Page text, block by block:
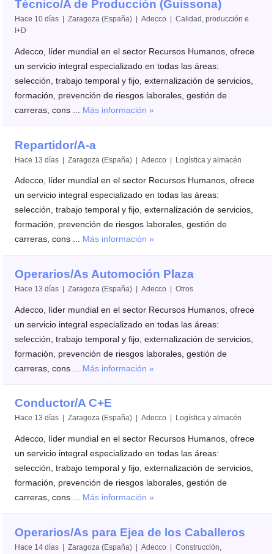
Técnico/A de Producción (Guissona)
Hace 10 días | Zaragoza (España) | Adecco | Calidad, producción e
I+D
Adecco, líder mundial en el sector Recursos Humanos, ofrece
un servicio integral especializado en todas las áreas:
selección, trabajo temporal y fijo, externalización de servicios,
formación, prevención de riesgos laborales, gestión de
carreras, cons ... Más información »
Repartidor/A-a
Hace 13 días | Zaragoza (España) | Adecco | Logística y almacén
Adecco, líder mundial en el sector Recursos Humanos, ofrece
un servicio integral especializado en todas las áreas:
selección, trabajo temporal y fijo, externalización de servicios,
formación, prevención de riesgos laborales, gestión de
carreras, cons ... Más información »
Operarios/As Automoción Plaza
Hace 13 días | Zaragoza (España) | Adecco | Otros
Adecco, líder mundial en el sector Recursos Humanos, ofrece
un servicio integral especializado en todas las áreas:
selección, trabajo temporal y fijo, externalización de servicios,
formación, prevención de riesgos laborales, gestión de
carreras, cons ... Más información »
Conductor/A C+E
Hace 13 días | Zaragoza (España) | Adecco | Logística y almacén
Adecco, líder mundial en el sector Recursos Humanos, ofrece
un servicio integral especializado en todas las áreas:
selección, trabajo temporal y fijo, externalización de servicios,
formación, prevención de riesgos laborales, gestión de
carreras, cons ... Más información »
Operarios/As para Ejea de los Caballeros
Hace 14 días | Zaragoza (España) | Adecco | Construcción,